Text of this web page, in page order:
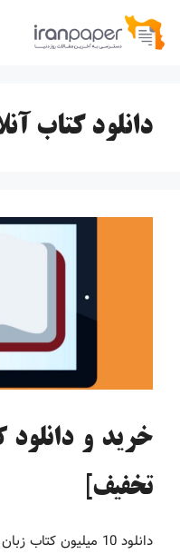
پرش
دانلود کتاب
تخفیف]
دانلود 10 میلیون